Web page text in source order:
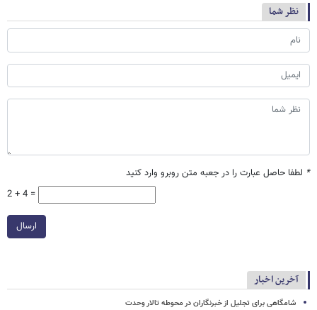
نظر شما
* لطفا حاصل عبارت را در جعبه متن روبرو وارد کنید
2 + 4 =
ارسال
آخرین اخبار
شامگاهی برای تجلیل از خبرنگاران در محوطه تالار وحدت